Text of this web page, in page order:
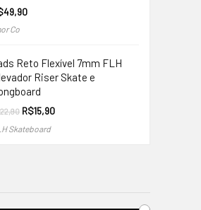
49,90
Co
Reto Flexível 7mm FLH
Riser Skate e
22,90 O
original
R$15,90O
Skateboard